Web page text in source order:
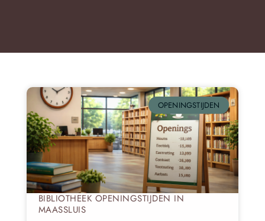
OPENINGSTIJDEN
BIBLIOTHEEK OPENINGSTIJDEN IN
MAASSLUIS